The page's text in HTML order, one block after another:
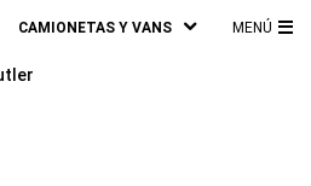
CAMIONETAS Y VANS MENÚ